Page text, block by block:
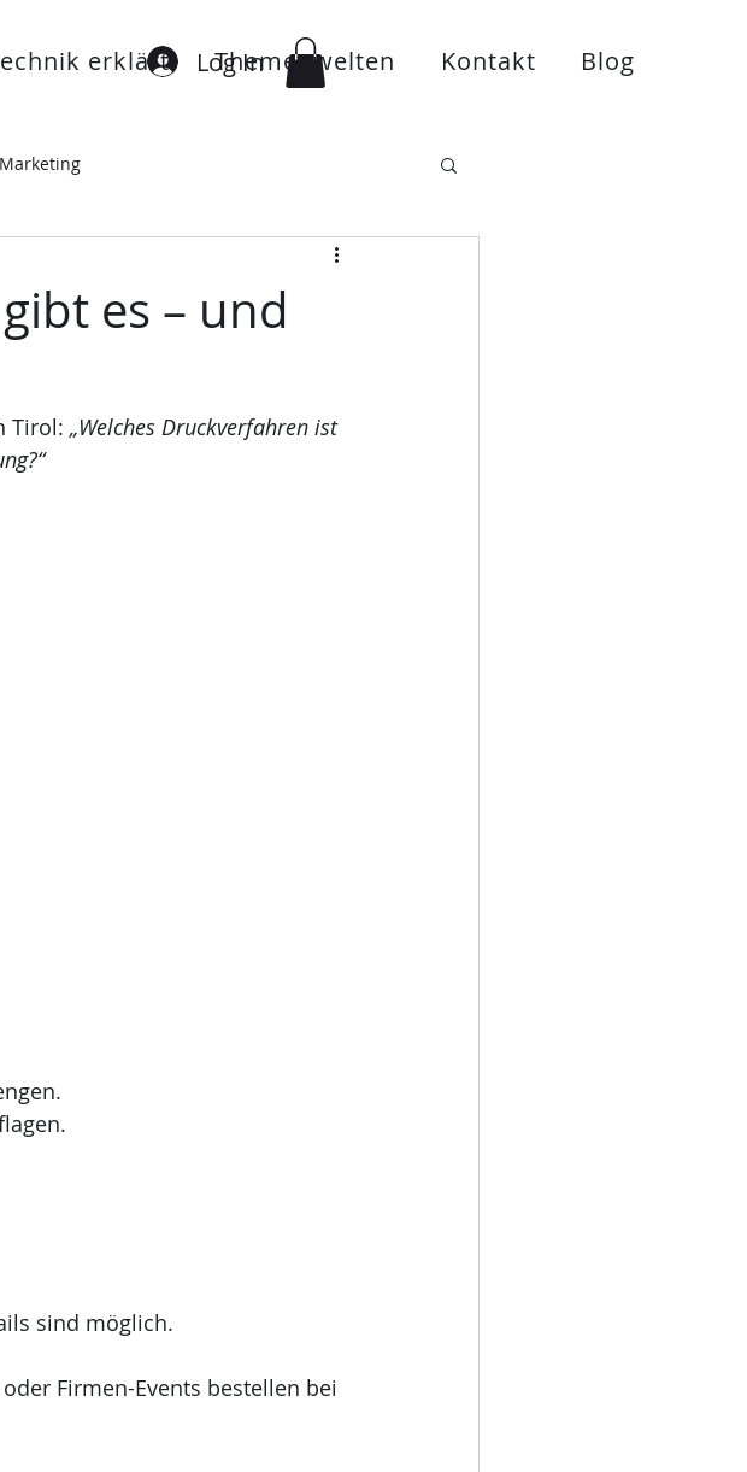
erklärt Themenwelten Kontakt Blog
Log In
es – und
Tirol: „Welches Druckverfahren ist
sind möglich.
Firmen-Events bestellen bei